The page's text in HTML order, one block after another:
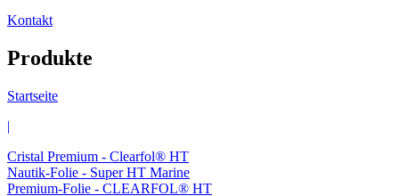
Kontakt
Produkte
Startseite
|
Cristal Premium - Clearfol® HT
Nautik-Folie - Super HT Marine
Premium-Folie - CLEARFOL® HT